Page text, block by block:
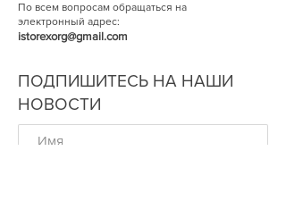
По всем вопросам обращаться на
электронный адрес:
istorexorg@gmail.com
ПОДПИШИТЕСЬ НА НАШИ
НОВОСТИ